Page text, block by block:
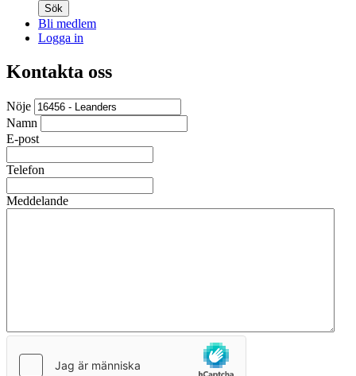
Sök
Bli medlem
Logga in
Kontakta oss
Nöje
Namn
E-post
Telefon
Meddelande